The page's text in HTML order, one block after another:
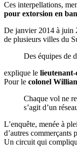
Ces interpellations,
pour extorsion en
De janvier 2014 à juin
de plusieurs villes du
Des équipes de
explique le
Pour le colonel
Chaque vol ne
s’agit d’un
L’enquête, menée à
d’autres commerçants
Un circuit qui